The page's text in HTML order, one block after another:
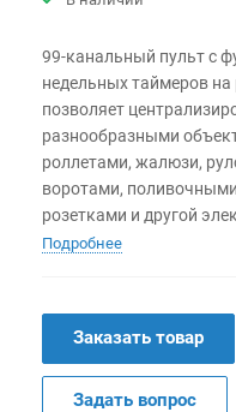
99-канальный пульт с
недельных таймеров
позволяет
разнообразными
роллетами, жалюзи,
воротами,
розетками и другой
Подробнее
Заказать товар
Задать вопрос